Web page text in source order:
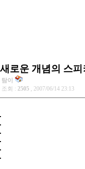
새로운 개념의 스
탐이
조회 : 2505 , 2007/06/14 23:13